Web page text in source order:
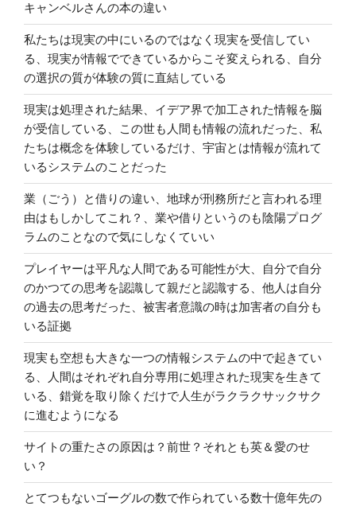
キャンベルさんの本の違い
私たちは現実の中にいるのではなく現実を受信してい
る、現実が情報でできているからこそ変えられる、自分
の選択の質が体験の質に直結している
現実は処理された結果、イデア界で加工された情報を脳
が受信している、この世も人間も情報の流れだった、私
たちは概念を体験しているだけ、宇宙とは情報が流れて
いるシステムのことだった
業（ごう）と借りの違い、地球が刑務所だと言われる理
由はもしかしてこれ？、業や借りというのも陰陽プログ
ラムのことなので気にしなくていい
プレイヤーは平凡な人間である可能性が大、自分で自分
のかつての思考を認識して親だと認識する、他人は自分
の過去の思考だった、被害者意識の時は加害者の自分も
いる証拠
現実も空想も大きな一つの情報システムの中で起きてい
る、人間はそれぞれ自分専用に処理された現実を生きて
いる、錯覚を取り除くだけで人生がラクラクサックサク
に進むようになる
サイトの重たさの原因は？前世？それとも英＆愛のせ
い？
とてつもないゴーグルの数で作られている数十億年先の